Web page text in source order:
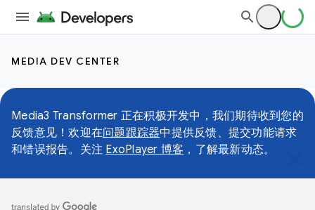
MEDIA DEV CENTER
Media3 Transformer 正在积极开发中，我们期待收到您的
反馈意见！欢迎在问题跟踪器中提供反馈、提交功能请求
和错误报告。关注 ExoPlayer 博客 ，了解最新动态。